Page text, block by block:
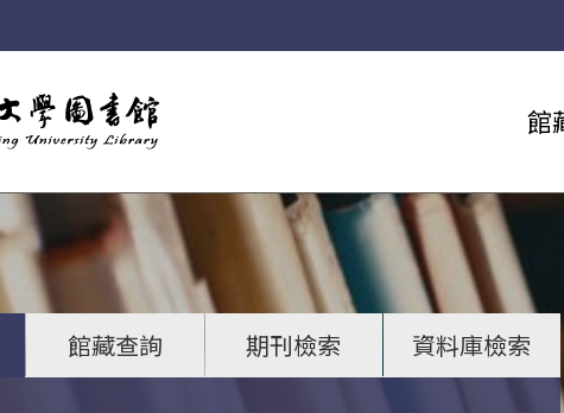
館
館藏查詢 期刊檢索 資料庫檢索